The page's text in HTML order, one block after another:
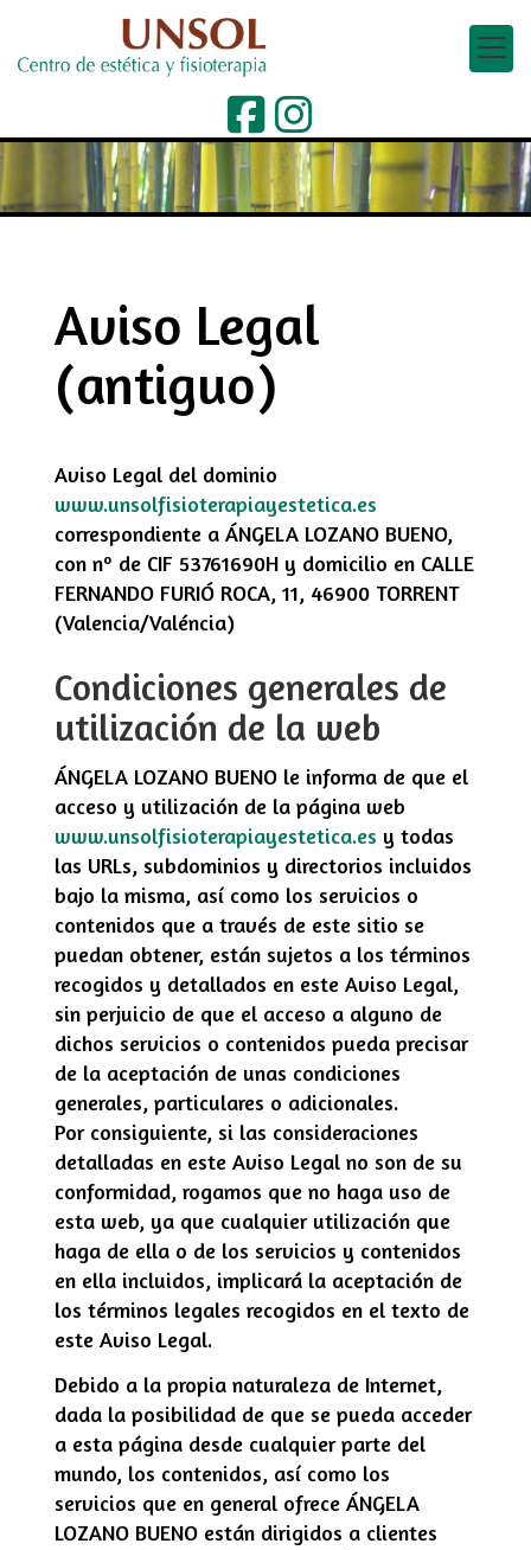
Aviso Legal
(antiguo)
Aviso Legal del dominio
www.unsolfisioterapiayestetica.es
correspondiente a ÁNGELA LOZANO BUENO,
con nº de CIF 53761690H y domicilio en CALLE
FERNANDO FURIÓ ROCA, 11, 46900 TORRENT
(Valencia/Valéncia)
Condiciones generales de
utilización de la web
ÁNGELA LOZANO BUENO le informa de que el
acceso y utilización de la página web
www.unsolfisioterapiayestetica.es y todas
las URLs, subdominios y directorios incluidos
bajo la misma, así como los servicios o
contenidos que a través de este sitio se
puedan obtener, están sujetos a los términos
recogidos y detallados en este Aviso Legal,
sin perjuicio de que el acceso a alguno de
dichos servicios o contenidos pueda precisar
de la aceptación de unas condiciones
generales, particulares o adicionales.
Por consiguiente, si las consideraciones
detalladas en este Aviso Legal no son de su
conformidad, rogamos que no haga uso de
esta web, ya que cualquier utilización que
haga de ella o de los servicios y contenidos
en ella incluidos, implicará la aceptación de
los términos legales recogidos en el texto de
este Aviso Legal.
Debido a la propia naturaleza de Internet,
dada la posibilidad de que se pueda acceder
a esta página desde cualquier parte del
mundo, los contenidos, así como los
servicios que en general ofrece ÁNGELA
LOZANO BUENO están dirigidos a clientes